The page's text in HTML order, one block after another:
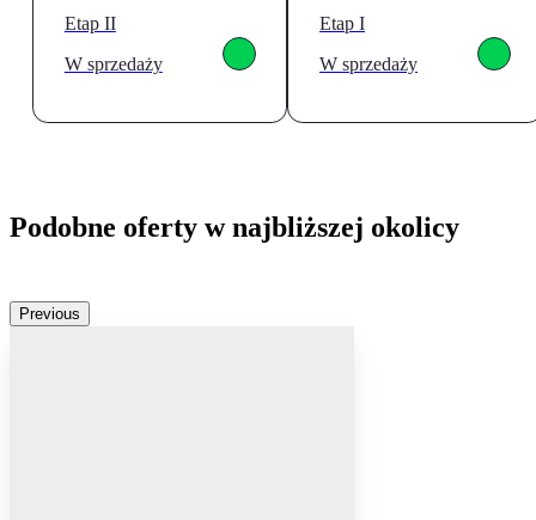
Etap II
W sprzedaży
Etap I
W sprzedaży
Podobne oferty w najbliższej okolicy
Previous